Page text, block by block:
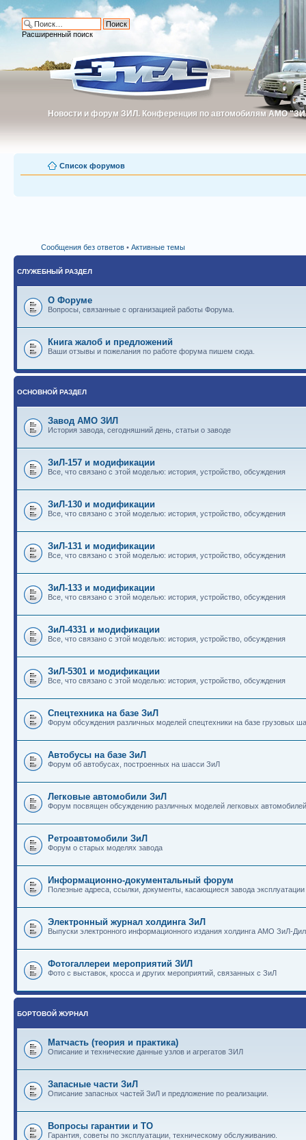
Новости и форум ЗИЛ. Конференция по автомобилям АМО
Новости и форум ЗИЛ. Конференция по автомобилям АМО
Расширенный поиск
Список форумов
Сообщения без ответов • Активные темы
СЛУЖЕБНЫЙ РАЗДЕЛ
О Форуме
Вопросы, связанные с организацией работы Форума.
Книга жалоб и предложений
Ваши отзывы и пожелания по работе форума пишем сюда.
ОСНОВНОЙ РАЗДЕЛ
Завод АМО ЗИЛ
История завода, сегодняшний день, статьи о заводе
ЗиЛ-157 и модификации
Все, что связано с этой моделью: история, устройство, обсуждения
ЗиЛ-130 и модификации
Все, что связано с этой моделью: история, устройство, обсуждения
ЗиЛ-131 и модификации
Все, что связано с этой моделью: история, устройство, обсуждения
ЗиЛ-133 и модификации
Все, что связано с этой моделью: история, устройство, обсуждения
ЗиЛ-4331 и модификации
Все, что связано с этой моделью: история, устройство, обсуждения
ЗиЛ-5301 и модификации
Все, что связано с этой моделью: история, устройство, обсуждения
Спецтехника на базе ЗиЛ
Форум обсуждения различных моделей спецтехники на базе грузовых
Автобусы на базе ЗиЛ
Форум об автобусах, построенных на шасси ЗиЛ
Легковые автомобили ЗиЛ
Форум посвящен обсуждению различных моделей легковых
Ретроавтомобили ЗиЛ
Форум о старых моделях завода
Информационно-документальный форум
Полезные адреса, ссылки, документы, касающиеся завода эксплуатации
Электронный журнал холдинга ЗиЛ
Выпуски электронного информационного издания холдинга АМО ЗиЛ-
Фотогаллереи мероприятий ЗИЛ
Фото с выставок, кросса и других мероприятий, связанных с ЗиЛ
БОРТОВОЙ ЖУРНАЛ
Матчасть (теория и практика)
Описание и технические данные узлов и агрегатов ЗИЛ
Запасные части ЗиЛ
Описание запасных частей ЗиЛ и предложение по реализации.
Вопросы гарантии и ТО
Гарантия, советы по эксплуатации, техническому обслуживанию.